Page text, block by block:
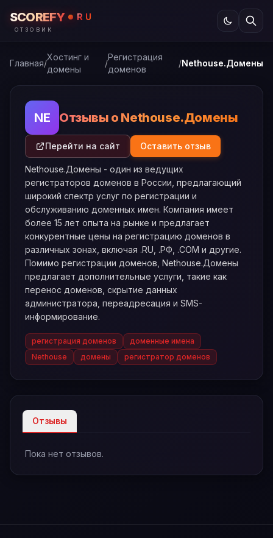
SCOREFY RU
ОТЗОВИК
Главная/
Хостинг и
домены
/
Регистрация
доменов
/Nethouse.Домены
NE Отзывы о Nethouse.Домены
Перейти на сайт Оставить отзыв
Nethouse.Домены - один из ведущих
регистраторов доменов в России, предлагающий
широкий спектр услуг по регистрации и
обслуживанию доменных имен. Компания имеет
более 15 лет опыта на рынке и предлагает
конкурентные цены на регистрацию доменов в
различных зонах, включая .RU, .РФ, .COM и другие.
Помимо регистрации доменов, Nethouse.Домены
предлагает дополнительные услуги, такие как
перенос доменов, скрытие данных
администратора, переадресация и SMS-
информирование.
регистрация доменов
доменные имена
Nethouse
домены регистратор доменов
Отзывы
Пока нет отзывов.